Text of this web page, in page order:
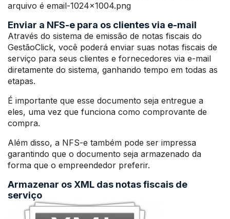
arquivo é email-1024×1004.png
Enviar a NFS-e para os clientes via e-mail
Através do sistema de emissão de notas fiscais do
GestãoClick, você poderá enviar suas notas fiscais de
serviço para seus clientes e fornecedores via e-mail
diretamente do sistema, ganhando tempo em todas as
etapas.
É importante que esse documento seja entregue a
eles, uma vez que funciona como comprovante de
compra.
Além disso, a NFS-e também pode ser impressa
garantindo que o documento seja armazenado da
forma que o empreendedor preferir.
Armazenar os XML das notas fiscais de
serviço